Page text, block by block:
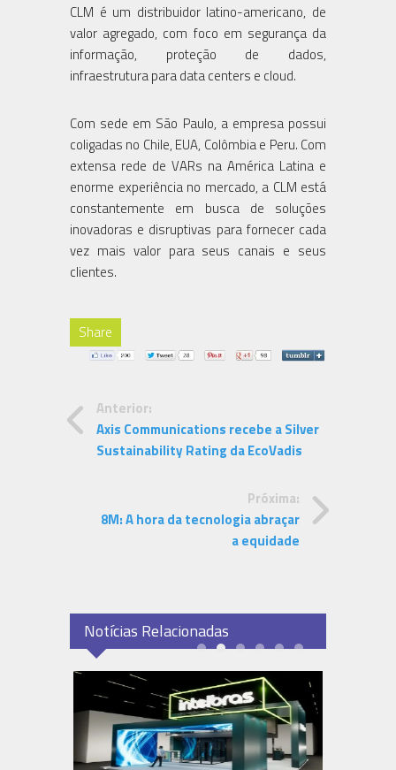
CLM é um distribuidor latino-americano, de
valor agregado, com foco em segurança da
informação, proteção de dados,
infraestrutura para data centers e cloud.
Com sede em São Paulo, a empresa possui
coligadas no Chile, EUA, Colômbia e Peru. Com
extensa rede de VARs na América Latina e
enorme experiência no mercado, a CLM está
constantemente em busca de soluções
inovadoras e disruptivas para fornecer cada
vez mais valor para seus canais e seus
clientes.
Share
Anterior:
Axis Communications recebe a Silver
Sustainability Rating da EcoVadis
Próxima:
8M: A hora da tecnologia abraçar
a equidade
Notícias Relacionadas